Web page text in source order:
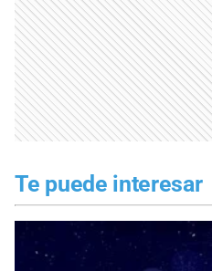
Te puede interesar